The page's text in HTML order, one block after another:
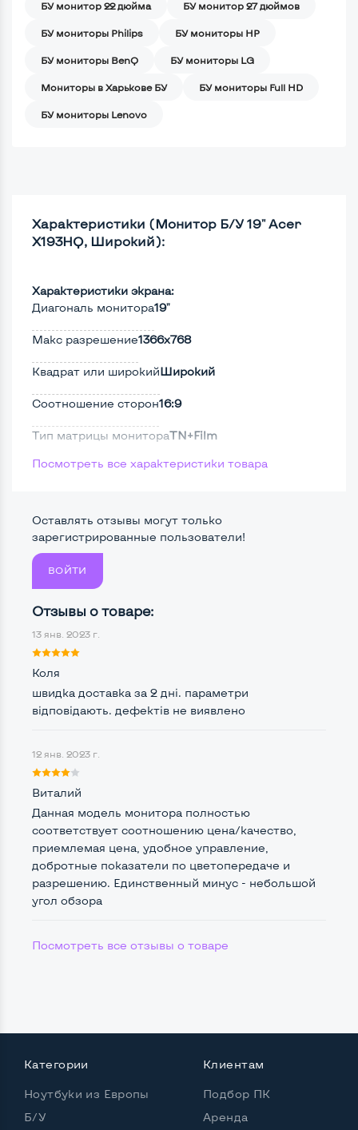
БУ монитор 22 дюйма БУ монитор 27 дюймов
БУ мониторы Philips БУ мониторы HP
БУ мониторы BenQ БУ мониторы LG
Мониторы в Харькове БУ БУ мониторы Full HD
БУ мониторы Lenovo
Характеристики (Монитор Б/У 19" Acer
X193HQ, Широкий):
Характеристики экрана:
Диагональ монитора19"
Макс разрешение1366x768
Квадрат или широкийШирокий
Соотношение сторон16:9
Тип матрицы монитораTN+Film
Тип подсветки монитораCCFL
Разъемы подключения:
Крепление сзади, типа VESA
Интерфейс подключения VGA
Интерфейс подключения HDMIНет
Возможность вывода USB-разъемов на монитор
Нет
Остальные возможности:
Блок питания Встроенный
Наклон, вперед назад
Комплектация: Монитор, кабель питания
Посмотреть все характеристики товара
Оставлять отзывы могут только
зарегистрированные пользователи!
ВОЙТИ
Отзывы о товаре:
13 янв. 2023 г.
Коля
швидка доставка за 2 дні. параметри
відповідають. дефектів не виявлено
12 янв. 2023 г.
Виталий
Данная модель монитора полностью
соответствует соотношению цена/качество,
приемлемая цена, удобное управление,
добротные показатели по цветопередаче и
разрешению. Единственный минус - небольшой
угол обзора
Посмотреть все отзывы о товаре
Категории
Ноутбуки из Европы
Б/У
Клиентам
Подбор ПК
Аренда